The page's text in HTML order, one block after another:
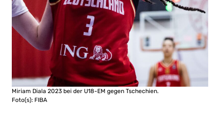
Miriam Diala 2023 bei der U18-EM gegen Tschechien.
Foto(s): FIBA